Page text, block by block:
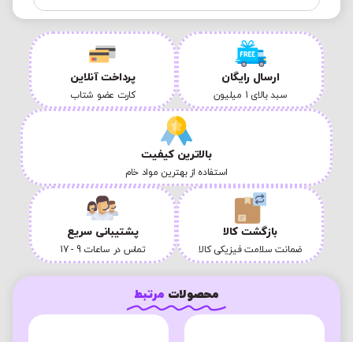
ارسال رایگان
سبد بالای 1 میلیون
پرداخت آنلاین
کارت عضو شتاب
بالاترین کیفیت
استفاده از بهترین مواد خام
بازگشت کالا
ضمانت سلامت فیزیکی کالا
پشتیبانی سریع
تماس در ساعات 9 - 17
محصولات مرتبط